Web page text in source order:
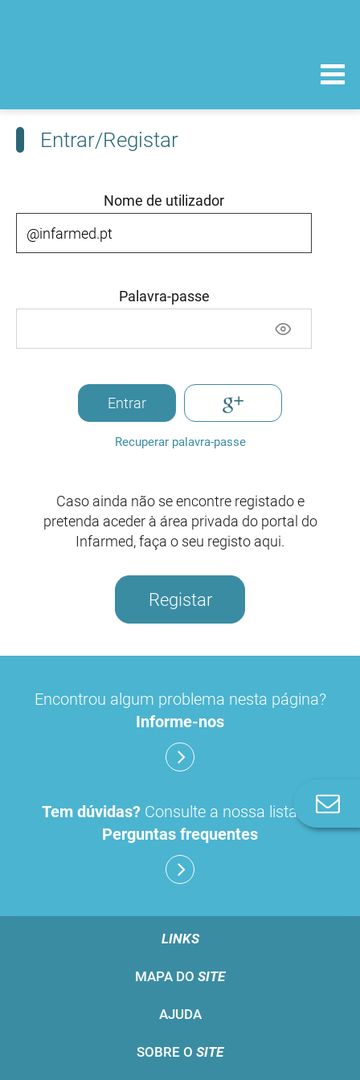
Entrar/Registar
Nome de utilizador
Palavra-passe
Entrar
Recuperar palavra-passe
Caso ainda não se encontre registado e
pretenda aceder à área privada do portal do
Infarmed, faça o seu registo aqui.
Registar
Encontrou algum problema nesta página?
Informe-nos
Tem dúvidas? Consulte a nossa lista de
Perguntas frequentes
LINKS
MAPA DO SITE
AJUDA
SOBRE O SITE